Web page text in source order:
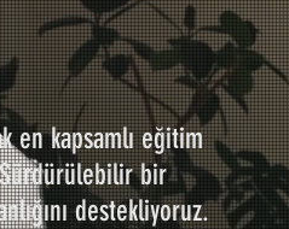
en kapsamlı eğitim
bir
destekliyoruz.